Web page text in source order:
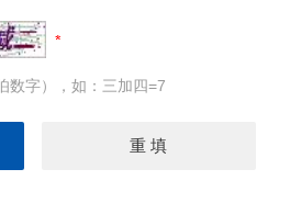
数字），如：三加四=7